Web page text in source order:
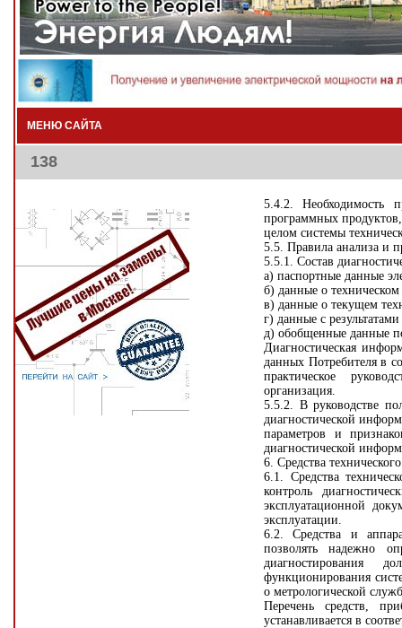
МЕНЮ САЙТА
138
5.4.2. Необходимость
программных
целом системы
5.5. Правила анализа и
5.5.1. Состав
а) паспортные данные
б) данные о
в) данные о текущем
г) данные с
д) обобщенные данные
Диагностическая
данных Потребителя в
практическое
организация.
5.5.2. В руководстве
диагностической
параметров и
диагностической
6. Средства
6.1. Средства
контроль
эксплуатационной
эксплуатации.
6.2. Средства и
позволять надежно
диагностирования
функционирования
о метрологической
Перечень средств,
устанавливается в